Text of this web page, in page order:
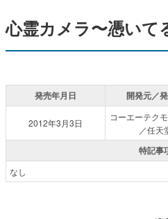
心霊カメラ〜憑いて
発売年月日 開発元／
2012年3月3日
コーエーテク
／任天
特記事
なし